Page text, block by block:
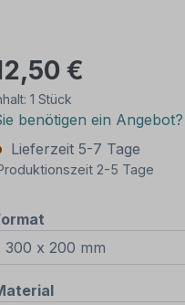
€
1 Stück
benötigen ein Angebot?
Lieferzeit 5-7 Tage
2-5 Tage
auswählen